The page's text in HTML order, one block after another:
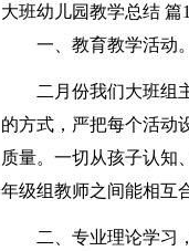
大班幼儿园教学总结 篇1
一、教育教学活动。
二月份我们大班组
的方式，严把每个活动
质量。一切从孩子认知
年级组教师之间能相互
二、专业理论学习